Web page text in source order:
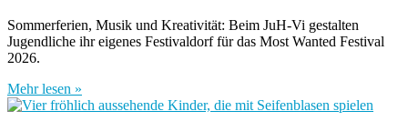
Sommerferien, Musik und Kreativität: Beim JuH-Vi gestalten
Jugendliche ihr eigenes Festivaldorf für das Most Wanted Festival
2026.
Mehr lesen »